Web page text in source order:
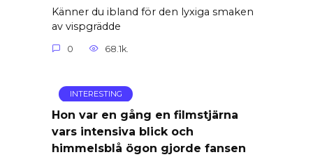
Känner du ibland för den lyxiga smaken
av vispgrädde
0 68.1k.
INTERESTING
Hon var en gång en filmstjärna
vars intensiva blick och
himmelsblå ögon gjorde fansen